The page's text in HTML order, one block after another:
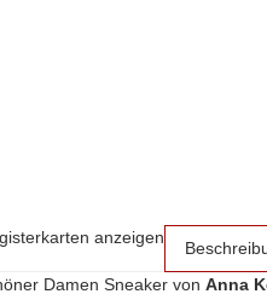
anzeigen
Damen Sneaker von Anna